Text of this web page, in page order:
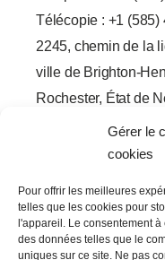
Gérer le
cookies
Pour offrir les meilleures
telles que les cookies pour
l'appareil. Le consentement
des données telles que le
uniques sur ce site. Ne pas
Télécopie : +1 (585)
2245, chemin de la
ville de Brighton-
Rochester, État de
e
b
o
o
k
-
e
d
I
n
-
w
t
e
r